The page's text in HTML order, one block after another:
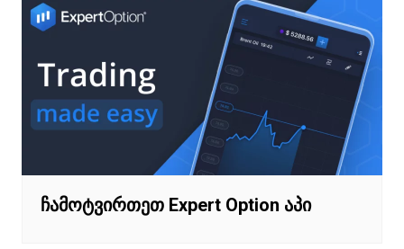
ჩამოტვირთეთ Expert Option აპი